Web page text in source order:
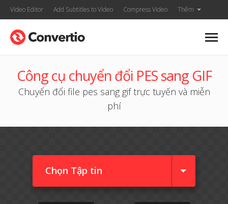
Video Editor Add Subtitles to Video Compress Video Thêm
Công cụ chuyển đổi PES sang GIF
Chuyển đổi file pes sang gif trực tuyến và miễn
phí
Chọn Tập tin